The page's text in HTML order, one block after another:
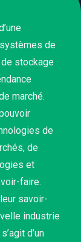
de
stockage
marché.
de
de
et
faire.
savoir-
industrie
d’un